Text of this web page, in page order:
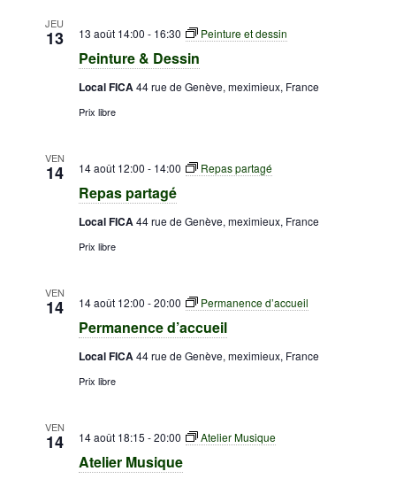
JEU
13
Peinture & Dessin
13 août 14:00 - 16:30 Peinture et dessin
Local FICA44 rue de Genève, meximieux, France
Prix libre
VEN
14
Repas partagé
14 août 12:00 - 14:00 Repas partagé
Local FICA44 rue de Genève, meximieux, France
Prix libre
VEN
14
Permanence d’accueil
14 août 12:00 -20:00 Permanence d’accueil
Local FICA44 rue de Genève, meximieux, France
Prix libre
VEN
14
Atelier Musique
14 août 18:15 -20:00 Atelier Musique